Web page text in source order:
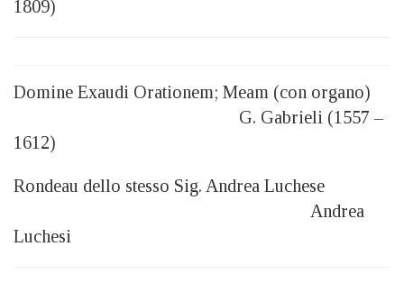
1809)
Domine Exaudi Orationem; Meam (con organo)
G. Gabrieli (1557 –
1612)
Rondeau dello stesso Sig. Andrea Luchese
Andrea
Luchesi